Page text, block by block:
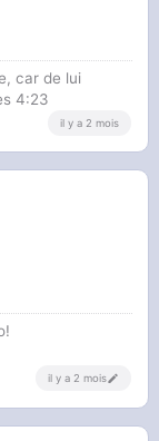
car de lui
4:23
il y a 2 mois
il y a 2 mois